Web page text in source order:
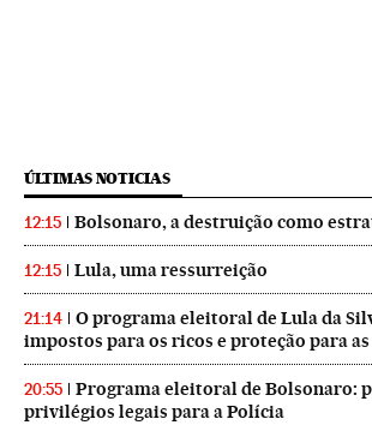
ÚLTIMAS NOTICIAS
12:15 Bolsonaro, a destruição como
12:15 Lula, uma ressurreição
21:14
O programa eleitoral de Lula da
impostos para os ricos e proteção para
20:55
Programa eleitoral de Bolsonaro:
privilégios legais para a Polícia